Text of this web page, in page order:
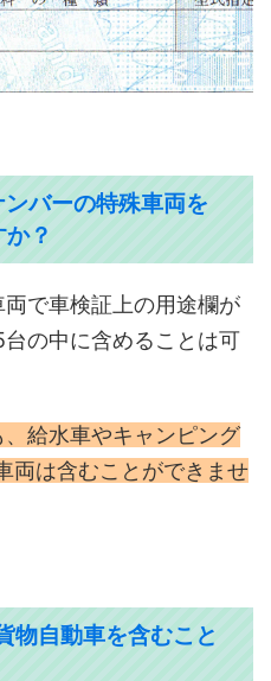
バーの特殊車両を
？
で車検証上の用途欄が
台の中に含めることは可
給水車やキャンピング
両は含むことができませ
自動車を含むこと